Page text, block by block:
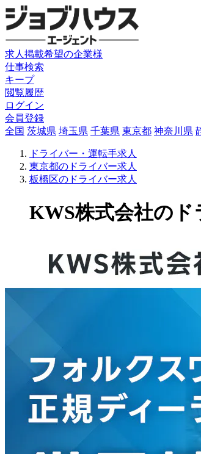
求人掲載希望の企業様
仕事検索
キープ
閲覧履歴
ログイン
会員登録
全国 茨城県 埼玉県 千葉県 東京都 神奈川県
ドライバー・運転手求人
東京都のドライバー求人
板橋区のドライバー求人
KWS株式会社のド